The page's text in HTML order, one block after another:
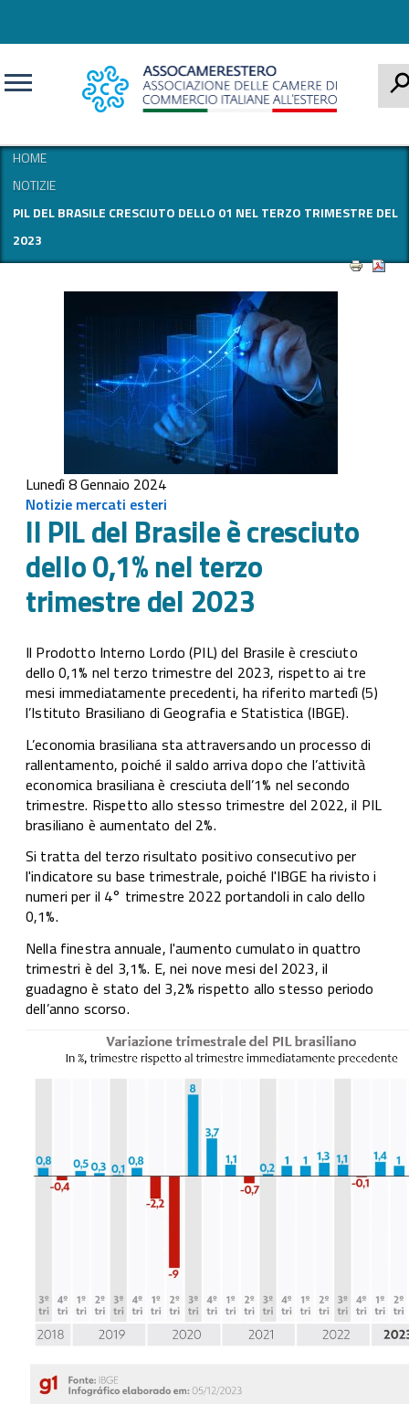
HOME
NOTIZIE
PIL DEL BRASILE CRESCIUTO DELLO 01 NEL TERZO TRIMESTRE DEL
2023
Lunedì 8 Gennaio 2024
Notizie mercati esteri
Il PIL del Brasile è cresciuto
dello 0,1% nel terzo
trimestre del 2023
Il Prodotto Interno Lordo (PIL) del Brasile è cresciuto
dello 0,1% nel terzo trimestre del 2023, rispetto ai tre
mesi immediatamente precedenti, ha riferito martedì (5)
l’Istituto Brasiliano di Geografia e Statistica (IBGE).
L’economia brasiliana sta attraversando un processo di
rallentamento, poiché il saldo arriva dopo che l’attività
economica brasiliana è cresciuta dell’1% nel secondo
trimestre. Rispetto allo stesso trimestre del 2022, il PIL
brasiliano è aumentato del 2%.
Si tratta del terzo risultato positivo consecutivo per
l'indicatore su base trimestrale, poiché l'IBGE ha rivisto i
numeri per il 4° trimestre 2022 portandoli in calo dello
0,1%.
Nella finestra annuale, l'aumento cumulato in quattro
trimestri è del 3,1%. E, nei nove mesi del 2023, il
guadagno è stato del 3,2% rispetto allo stesso periodo
dell’anno scorso.